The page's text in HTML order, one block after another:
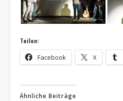
Teilen:
Facebook X
Ähnliche Beiträge